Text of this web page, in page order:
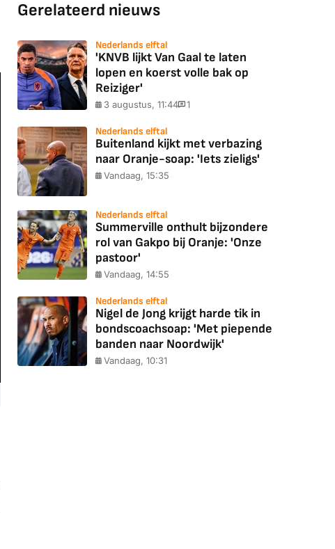
Gerelateerd nieuws
Nederlands elftal
'KNVB lijkt Van Gaal te laten
lopen en koerst volle bak op
Reiziger'
3 augustus, 11:44 1
Nederlands elftal
Buitenland kijkt met verbazing
naar Oranje-soap: 'Iets zieligs'
Vandaag, 15:35
Nederlands elftal
Summerville onthult bijzondere
rol van Gakpo bij Oranje: 'Onze
pastoor'
Vandaag, 14:55
Nederlands elftal
Nigel de Jong krijgt harde tik in
bondscoachsoap: 'Met piepende
banden naar Noordwijk'
Vandaag, 10:31